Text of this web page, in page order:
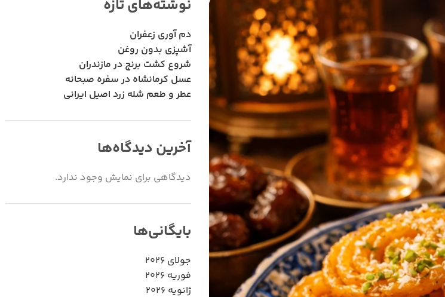
نوشته‌های تازه
دم آوری زعفران
آشپزی بدون روغن
شروع کشت برنج در مازندران
عسل کرمانشاه در سفره صبحانه
عطر و طعم شله زرد اصیل ایرانی
آخرین دیدگاه‌ها
دیدگاهی برای نمایش وجود ندارد.
بایگانی‌ها
جولای 2026
فوریه 2026
ژانویه 2026